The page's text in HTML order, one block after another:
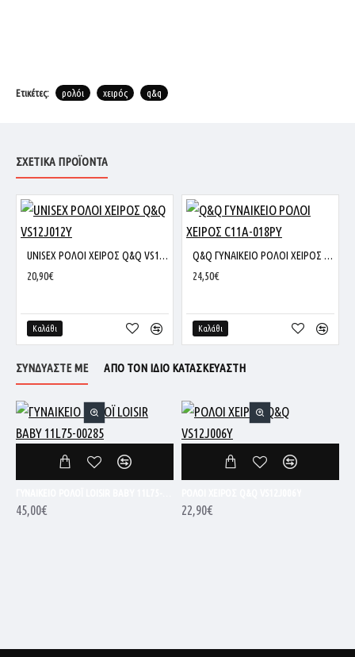
Ετικέτες: ρολόι χειρός q&q
ΣΧΕΤΙΚΆ ΠΡΟΪΌΝΤΑ
UNISEX ΡΟΛΟΙ ΧΕΙΡΟΣ Q&Q VS12J012Y
20,90€
Καλάθι
Q&Q ΓΥΝΑΙΚΕΙΟ ΡΟΛΟΙ ΧΕΙΡΟΣ C11A-018PY
24,50€
Καλάθι
ΣΥΝΔΥΑΣΤΕ ΜΕ ΑΠΟ ΤΟΝ ΙΔΙΟ ΚΑΤΑΣΚΕΥΑΣΤΗ
45,00€ 22,90€